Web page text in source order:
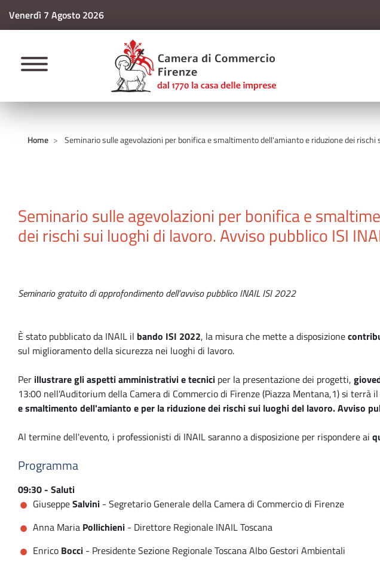
Venerdì 7 Agosto 2026
CAMERE DI COMMERCIO
Home Seminario sulle agevolazioni per bonifica e smaltimento dell'amianto e riduzione dei rischi
Seminario sulle agevolazioni per bonifica e
dei rischi sui luoghi di lavoro. Avviso pubblico ISI
Seminario gratuito di approfondimento dell’avviso pubblico INAIL ISI 2022
È stato pubblicato da INAIL il bando ISI 2022, la misura che mette a disposizione
sul miglioramento della sicurezza nei luoghi di lavoro.
Per illustrare gli aspetti amministrativi e tecnici per la presentazione dei progetti,
13:00 nell'Auditorium della Camera di Commercio di Firenze (Piazza Mentana,1) si terrà
e smaltimento dell'amianto e per la riduzione dei rischi sui luoghi del lavoro. Avviso
Al termine dell'evento, i professionisti di INAIL saranno a disposizione per rispondere ai
Programma
09:30 - Saluti
GiuseppeSalvini - Segretario Generale della Camera di Commercio di Firenze
Anna Maria Pollichieni - Direttore Regionale INAIL Toscana
Enrico Bocci - Presidente Sezione Regionale Toscana Albo Gestori Ambientali